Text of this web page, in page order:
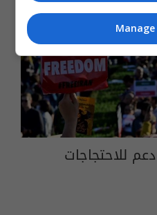
للاحتجاجات